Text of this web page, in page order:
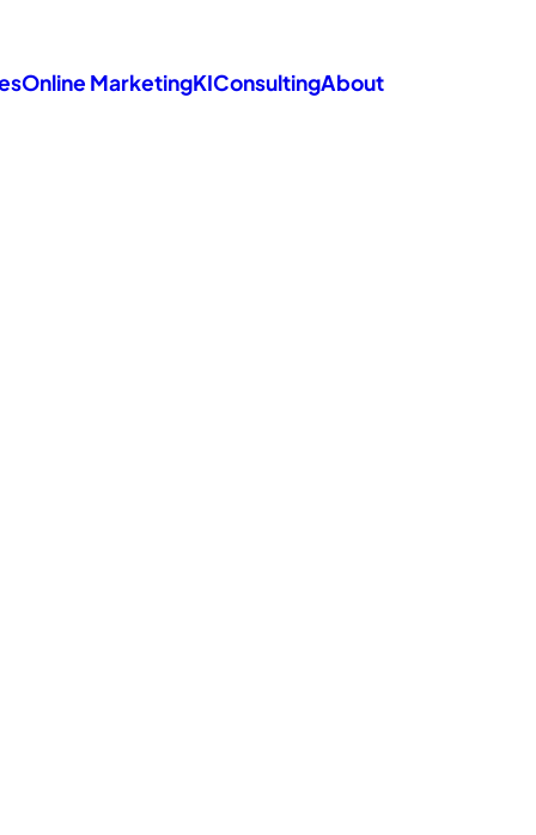
Online MarketingKIConsultingAbout